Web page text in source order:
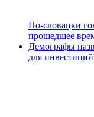
По-словацки
прошедшее
Демографы
для